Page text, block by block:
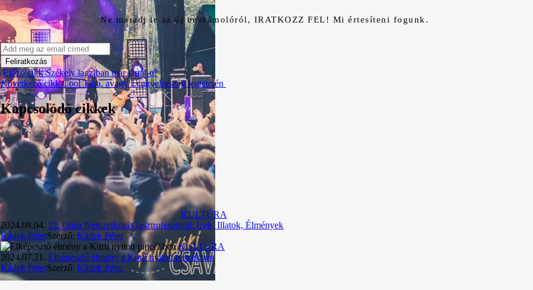
Ne maradj le az új beszámolóról, IRATKOZZ FEL! Mi értesíteni fogunk.
Előző cikkSzékely lagziban már jártál-e?
Következő cikkCool Túra, avagy Lengyelország legtetején
Kapcsolódó cikkek
KULTÚRA
2024.08.04. 22. Oáza Nemzetközi Gasztrofesztivál: Ízek, Illatok, Élmények
Kádek PéterSzerző:Kádek Péter
KULTÚRA
2024.07.21. Elképesztő élmény a Kürti nyitott pincékben
Kádek PéterSzerző:Kádek Péter